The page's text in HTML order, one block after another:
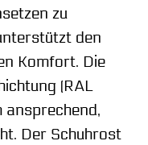
zu
den
Komfort. Die
(RAL
Der Schuhrost